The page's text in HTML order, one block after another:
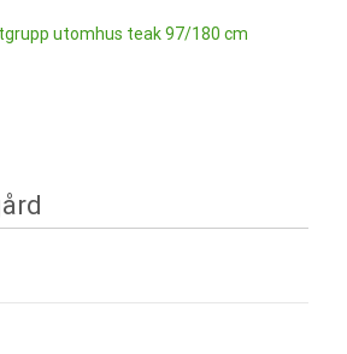
utomhus teak 97/180 cm